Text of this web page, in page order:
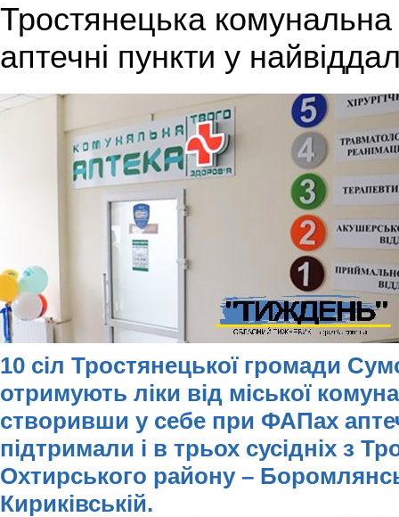
Тростянецька комунальна
аптечні пункти у
10 сіл Тростянецької громади
отримують ліки від міської
створивши у себе при ФАПах
підтримали і в трьох сусідніх з
Охтирського району –
Кириківській.